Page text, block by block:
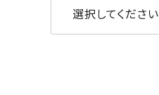
選択してください